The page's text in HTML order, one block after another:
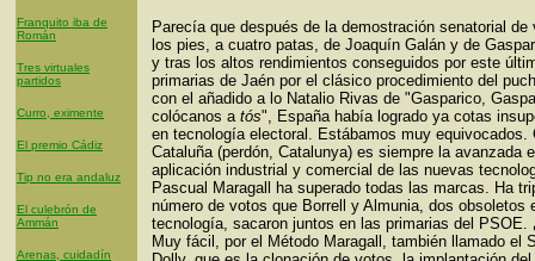
Franquito iba de
Román
Tres virtuales
partidos
Curro, eximente
El premio Cádiz
Tip no era andaluz
El culebrón de
Ammán
Arenas, cuidadín
Parecía que después de la demostración senatorial de
los pies, a cuatro patas, de Joaquín Galán y de
y tras los altos rendimientos conseguidos por este
primarias de Jaén por el clásico procedimiento del
con el añadido a lo Natalio Rivas de "Gasparico,
colócanos atós", España había logrado ya cotas
en tecnología electoral. Estábamos muy equivocados.
Cataluña (perdón, Catalunya) es siempre la avanzada
aplicación industrial y comercial de las nuevas
Pascual Maragall ha superado todas las marcas. Ha
número de votos que Borrell y Almunia, dos obsoletos
tecnología, sacaron juntos en las primarias del PSOE.
Muy fácil, por el Método Maragall, también llamado el